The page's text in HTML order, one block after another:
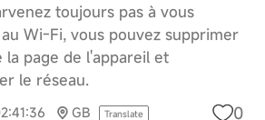
toujours pas à vous
Wi-Fi, vous pouvez supprimer
la page de l'appareil et
le réseau.
GB Translate 0